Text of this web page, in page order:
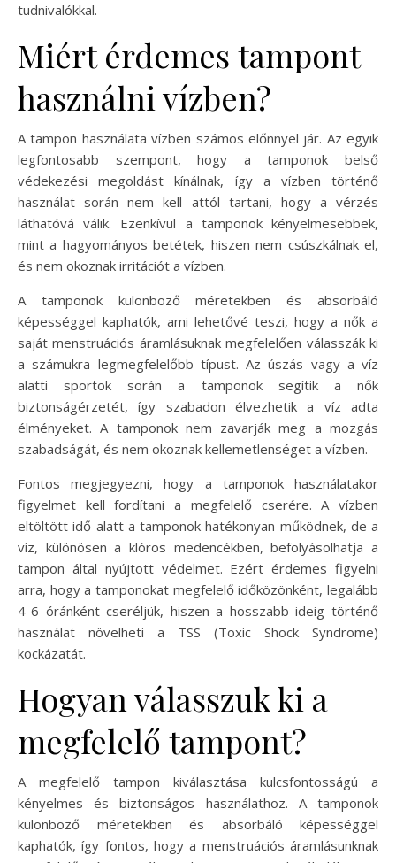
tudnivalókkal.
Miért érdemes tampont
használni vízben?
A tampon használata vízben számos előnnyel jár. Az egyik
legfontosabb szempont, hogy a tamponok belső
védekezési megoldást kínálnak, így a vízben történő
használat során nem kell attól tartani, hogy a vérzés
láthatóvá válik. Ezenkívül a tamponok kényelmesebbek,
mint a hagyományos betétek, hiszen nem csúszkálnak el,
és nem okoznak irritációt a vízben.
A tamponok különböző méretekben és absorbáló
képességgel kaphatók, ami lehetővé teszi, hogy a nők a
saját menstruációs áramlásuknak megfelelően válasszák ki
a számukra legmegfelelőbb típust. Az úszás vagy a víz
alatti sportok során a tamponok segítik a nők
biztonságérzetét, így szabadon élvezhetik a víz adta
élményeket. A tamponok nem zavarják meg a mozgás
szabadságát, és nem okoznak kellemetlenséget a vízben.
Fontos megjegyezni, hogy a tamponok használatakor
figyelmet kell fordítani a megfelelő cserére. A vízben
eltöltött idő alatt a tamponok hatékonyan működnek, de a
víz, különösen a klóros medencékben, befolyásolhatja a
tampon által nyújtott védelmet. Ezért érdemes figyelni
arra, hogy a tamponokat megfelelő időközönként, legalább
4-6 óránként cseréljük, hiszen a hosszabb ideig történő
használat növelheti a TSS (Toxic Shock Syndrome)
kockázatát.
Hogyan válasszuk ki a
megfelelő tampont?
A megfelelő tampon kiválasztása kulcsfontosságú a
kényelmes és biztonságos használathoz. A tamponok
különböző méretekben és absorbáló képességgel
kaphatók, így fontos, hogy a menstruációs áramlásunknak